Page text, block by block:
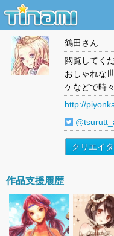
鶴田 さん
閲覧してく
おしゃれな
ケなどで時
http://
クリエイ
作品支援履歴